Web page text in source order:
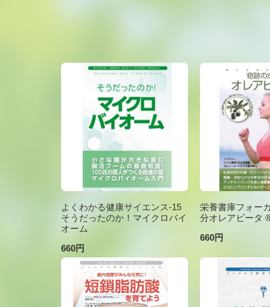
よくわかる健康サイエンス-15
そうだったのか！マイクロバイ
オーム
660円
栄養書庫フォー
分オレアビータ
660円